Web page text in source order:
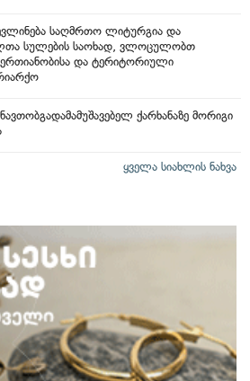
საღმრთო ლიტურგია და
სულების საოხად, ვლოცულობთ
და ტერიტორიული
ქარხანაზე მორიგი
ყველა სიახლის ნახვა